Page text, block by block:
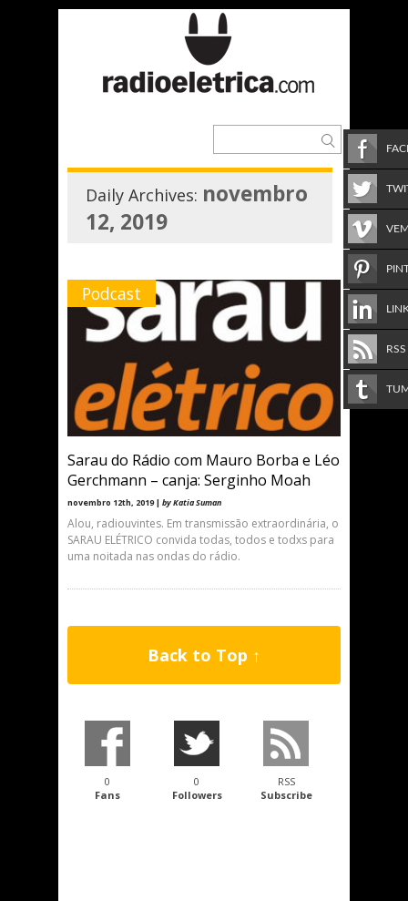
Daily Archives: novembro
12, 2019
Podcast
Sarau do Rádio com Mauro Borba e Léo
Gerchmann – canja: Serginho Moah
novembro 12th, 2019 | by Katia Suman
Alou, radiouvintes. Em transmissão extraordinária, o
SARAU ELÉTRICO convida todas, todos e todxs para
uma noitada nas ondas do rádio.
Back to Top ↑
0
Fans
0
Followers
RSS
Subscribe
RSS